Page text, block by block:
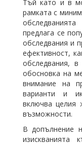
Тъй като и в
рамката с
предлага се
обследвания и
ефективност,
обследвания,
обосновка на
внимание на
варианти и
включва целия
възможности.
В допълнение
изискванията